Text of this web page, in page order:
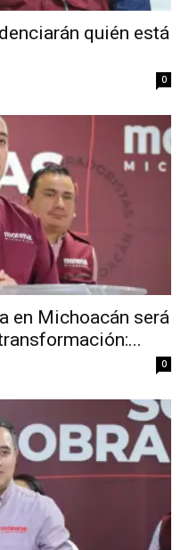
quién está
0
en Michoacán será
0